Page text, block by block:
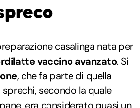
casalinga nata per
vaccino avanzato. Si
, che fa parte di quella
secondo la quale
era considerato quasi un